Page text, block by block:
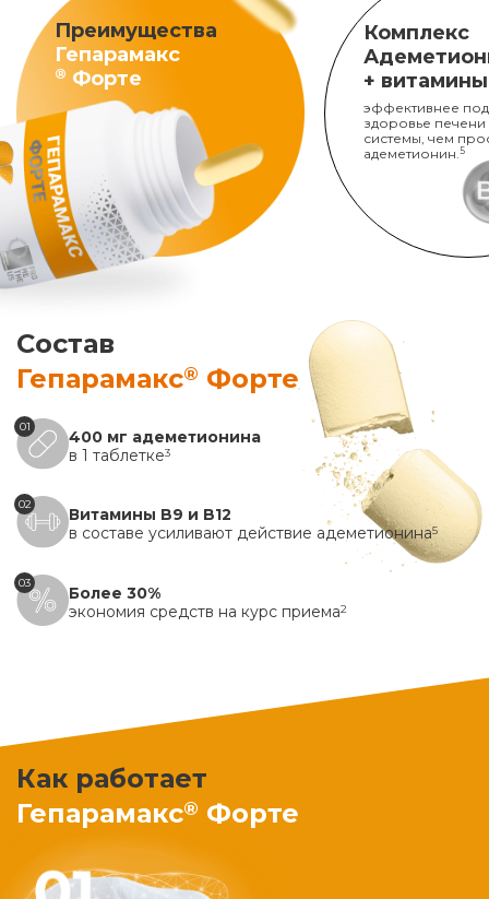
Преимущества
Гепарамакс
® Форте
Комплекс
+
эффективнее
здоровье печени
системы, чем
адеметионин. 5
Состав
Гепарамакс® Форте
01
400 мг адеметионина
в 1 таблетке3
02
Витамины B9 и B12
в составе усиливают действие адеметионина5
03
Более 30%
экономия средств на курс приема2
Как работает
Гепарамакс® Форте